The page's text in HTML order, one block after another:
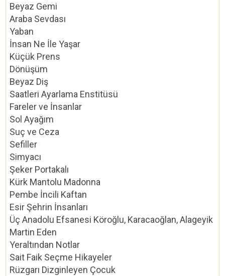
Beyaz Gemi
Araba Sevdası
Yaban
İnsan Ne İle Yaşar
Küçük Prens
Dönüşüm
Beyaz Diş
Saatleri Ayarlama Enstitüsü
Fareler ve İnsanlar
Sol Ayağım
Suç ve Ceza
Sefiller
Simyacı
Şeker Portakalı
Kürk Mantolu Madonna
Pembe İncili Kaftan
Esir Şehrin İnsanları
Üç Anadolu Efsanesi Köroğlu, Karacaoğlan, Alageyik
Martin Eden
Yeraltından Notlar
Sait Faik Seçme Hikayeler
Rüzgarı Dizginleyen Çocuk